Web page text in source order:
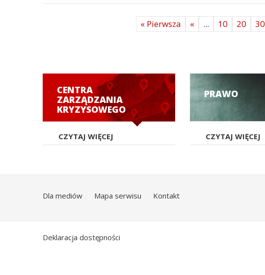
« Pierwsza
« ... 10 20 30
CENTRA
ZARZĄDZANIA
KRYZYSOWEGO
CZYTAJ WIĘCEJ
PRAWO
CZYTAJ WIĘCEJ
Dla mediów Mapa serwisu Kontakt
Deklaracja dostępności